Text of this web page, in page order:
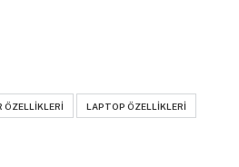
ÖZELLIKLERI LAPTOP ÖZELLIKLERI